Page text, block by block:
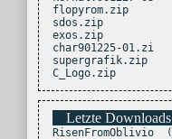
flopyrom.zip
sdos.zip
exos.zip
char901225-01.zi
supergrafik.zip
C_Logo.zip
Letzte Downloads
RisenFromOblivio